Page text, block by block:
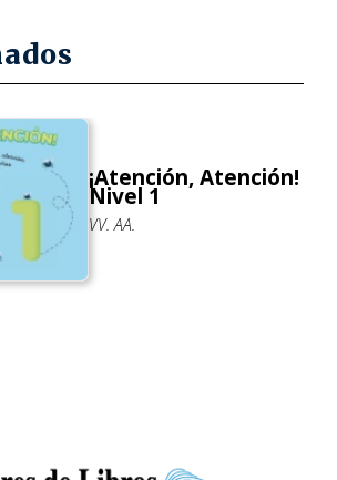
¡Atención, Atención!
Nivel 1
VV. AA.